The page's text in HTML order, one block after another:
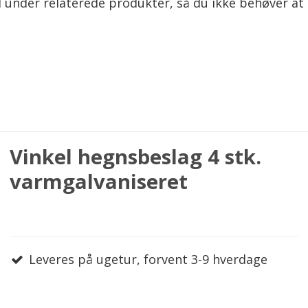
Vinkel hegnsbeslag 4 stk.
varmgalvaniseret
Leveres på ugetur, forvent 3-9 hverdage